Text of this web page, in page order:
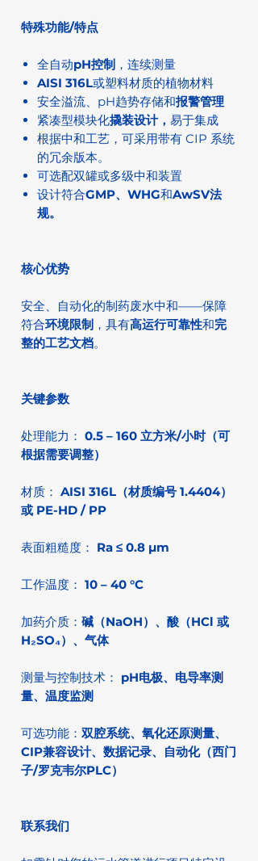
特殊功能/特点
全自动pH控制 ，连续测量
AISI 316L或塑料材质的植物材料
安全溢流、pH趋势存储和报警管理
紧凑型模块化撬装设计， 易于集成
根据中和工艺，可采用带有 CIP 系统
的冗余版本。
可选配双罐或多级中和装置
设计符合GMP、WHG和AwSV法
规。
核心优势
安全、自动化的制药废水中和——保障
符合环境限制 ，具有高运行可靠性和完
整的工艺文档。
关键参数
处理能力： 0.5 – 160 立方米/小时（可
根据需要调整）
材质： AISI 316L（材质编号 1.4404）
或 PE-HD / PP
表面粗糙度： Ra ≤ 0.8 µm
工作温度： 10 – 40 °C
加药介质： 碱（NaOH）、酸（HCl 或
H₂SO₄）、气体
测量与控制技术： pH电极、电导率测
量、温度监测
可选功能： 双腔系统、氧化还原测量、
CIP兼容设计、数据记录、
自动化（西门
子/罗克韦尔PLC）
联系我们